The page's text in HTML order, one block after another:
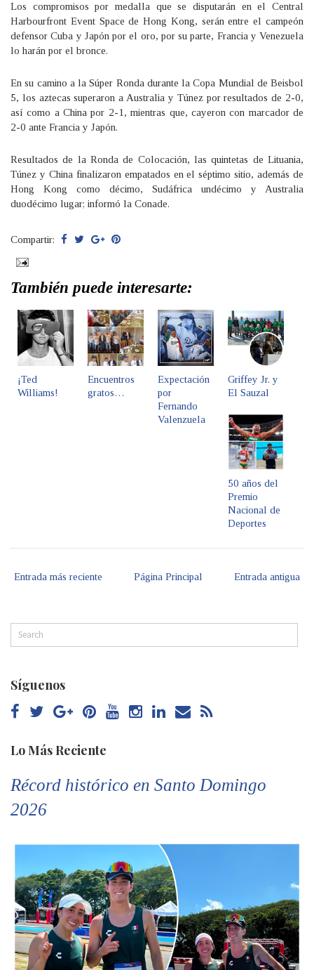
Los compromisos por medalla que se disputarán en el Central
Harbourfront Event Space de Hong Kong, serán entre el campeón
defensor Cuba y Japón por el oro, por su parte, Francia y Venezuela
lo harán por el bronce.
En su camino a la Súper Ronda durante la Copa Mundial de Beisbol
5, los aztecas superaron a Australia y Túnez por resultados de 2-0,
así como a China por 2-1, mientras que, cayeron con marcador de
2-0 ante Francia y Japón.
Resultados de la Ronda de Colocación, las quintetas de Lituania,
Túnez y China finalizaron empatados en el séptimo sitio, además de
Hong Kong como décimo, Sudáfrica undécimo y Australia
duodécimo lugar; informó la Conade.
Compartir:
También puede interesarte:
¡Ted
Williams!
Encuentros
gratos…
Expectación
por
Fernando
Valenzuela
Griffey Jr. y
El Sauzal
50 años del
Premio
Nacional de
Deportes
Entrada más reciente Entrada antigua
Página Principal
Síguenos
Lo Más Reciente
Récord histórico en Santo Domingo
2026